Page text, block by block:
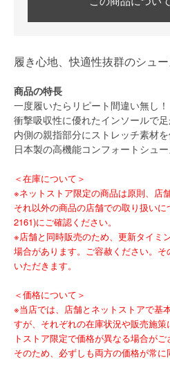
履き心地、快適性抜群のシュ
商品の特長
一度履いたらリピート間違い無し！
衝撃吸収性に優れたインソールで足
内側の親指部分にストレッチ素材
日本製の高機能コンフォートシュー
＜在庫について＞
※ネットストア限定の商品は原則、店
それ以外の商品の店舗での取り扱い
2161)にご確認ください。
※店舗と同時販売のため、更新タイミ
場合があります。ご容赦ください。
いただきます。
＜価格について＞
※当店では、店舗とネットストアで基
すが、それぞれの在庫状況や販売施
トストア限定で価格が異なる場合がご
そのため、必ずしも両方の価格が常に